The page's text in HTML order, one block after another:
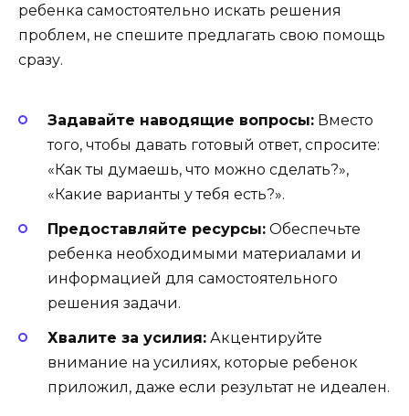
ребенка самостоятельно искать решения
проблем, не спешите предлагать свою помощь
сразу.
Задавайте наводящие вопросы: Вместо
того, чтобы давать готовый ответ, спросите:
«Как ты думаешь, что можно сделать?»,
«Какие варианты у тебя есть?».
Предоставляйте ресурсы: Обеспечьте
ребенка необходимыми материалами и
информацией для самостоятельного
решения задачи.
Хвалите за усилия: Акцентируйте
внимание на усилиях, которые ребенок
приложил, даже если результат не идеален.